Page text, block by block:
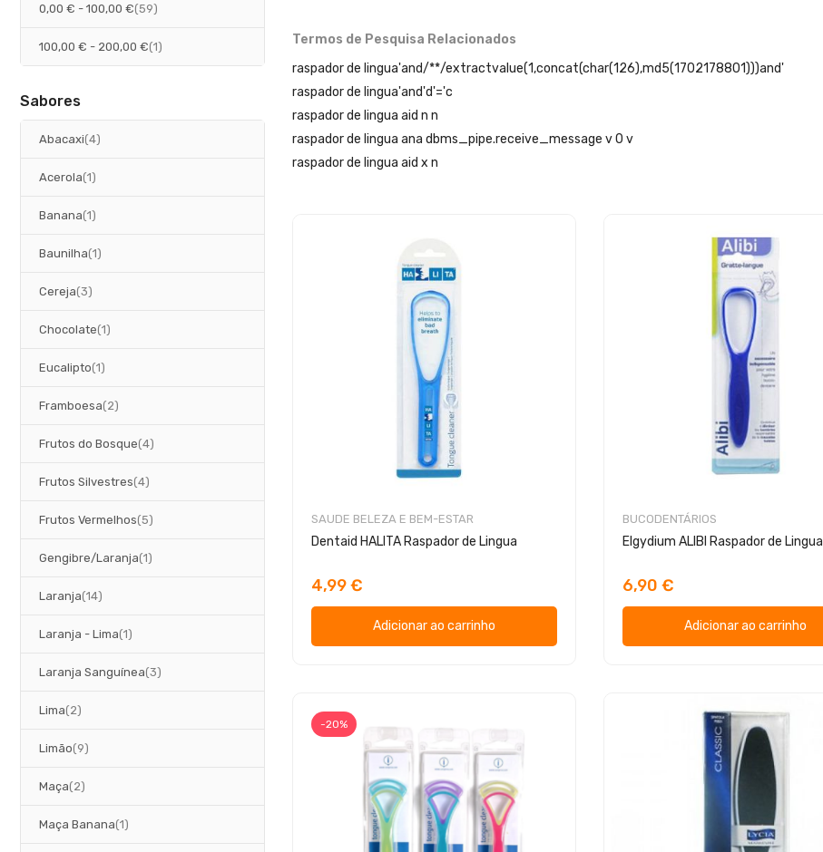
Termos de Pesquisa Relacionados
raspador de lingua'and/**/extractvalue(1,concat(char(126),md5(1702178801)))and'
raspador de lingua'and'd'='c
raspador de lingua aid n n
raspador de lingua ana dbms_pipe.receive_message v 0 v
raspador de lingua aid x n
SAUDE BELEZA E BEM-ESTAR
Dentaid HALITA Raspador de Lingua
4,99 €
Adicionar ao carrinho
BUCODENTÁRIOS
Elgydium ALIBI Raspador de Lingua
6,90 €
Adicionar ao carrinho
-20%
0,00 € - 100,00 € 59
artigos
100,00 € - 200,00 € 1
artigo
Sabores
Abacaxi 4
artigos
Acerola 1
artigo
Banana 1
artigo
Baunilha 1
artigo
Cereja 3
artigos
Chocolate 1
artigo
Eucalipto 1
artigo
Framboesa 2
artigos
Frutos do Bosque 4
artigos
Frutos Silvestres 4
artigos
Frutos Vermelhos 5
artigos
Gengibre/Laranja 1
artigo
Laranja 14
artigos
Laranja - Lima 1
artigo
Laranja Sanguínea 3
artigos
Lima 2
artigos
Limão 9
artigos
Maça 2
artigos
Maça Banana 1
artigo